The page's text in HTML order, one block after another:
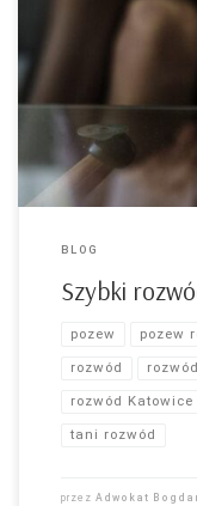
sytuację, ale jest też
wydać jak najwięcej
sędziów jest
rozwodowy wydaje
końca pandemii i
BLOG
Szybki
pozew pozew
rozwód
rozwód Katowice
tani rozwód
przez Adwokat